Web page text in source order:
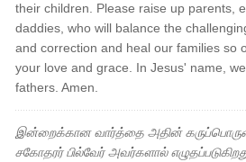
their children. Please raise up parents,
daddies, who will balance the
and correction and heal our families so
your love and grace. In Jesus' name,
fathers. Amen.
இன்றைக்கான வார்த்தை அதின்
சகோதரர் பில்வேர் அவர்களால்